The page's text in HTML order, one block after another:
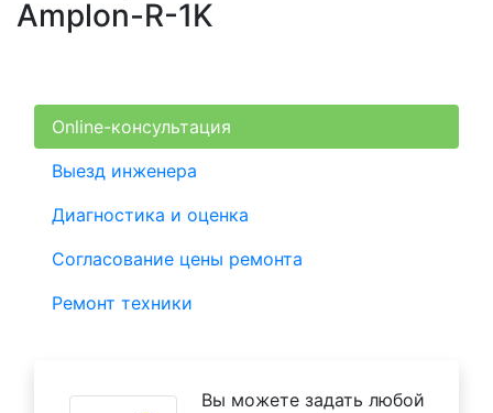
Amplon-R-1K
Online-консультация
Выезд инженера
Диагностика и оценка
Согласование цены ремонта
Ремонт техники
Вы можете задать любой